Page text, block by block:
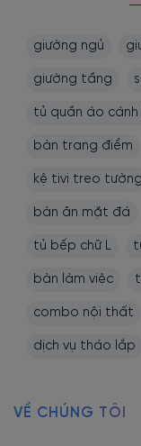
giường ngủ
giường tầng
tủ quần áo cánh
bàn trang điểm
kệ tivi treo tường
bàn ăn mặt đá
tủ bếp chữ L
bàn làm việc
combo nội thất
dịch vụ tháo lắp
VỀ CHÚNG TÔI